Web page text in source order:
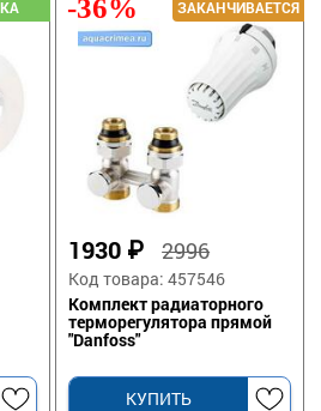
1930 ₽2996
Код товара: 457546
Комплект радиаторного
терморегулятора прямой
"Danfoss"
КУПИТЬ
-36%